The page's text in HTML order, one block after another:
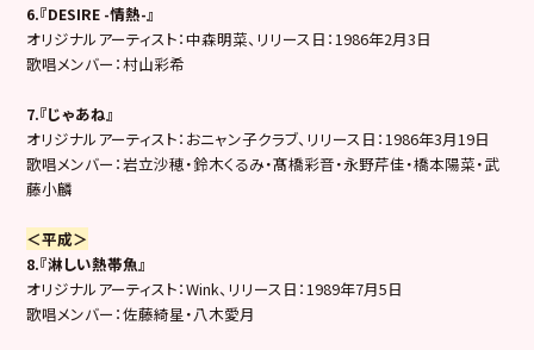
6.『DESIRE -情熱-』
オリジナルアーティスト：中森明菜、リリース日：1986年2月3日
歌唱メンバー：村山彩希
7.『じゃあね』
オリジナルアーティスト：おニャン子クラブ、リリース日：1986年3月19日
歌唱メンバー：岩立沙穂・鈴木くるみ・髙橋彩音・永野芹佳・橋本陽菜・武
藤小麟
＜平成＞
8.『淋しい熱帯魚』
オリジナルアーティスト：Wink、リリース日：1989年7月5日
歌唱メンバー：佐藤綺星・八木愛月